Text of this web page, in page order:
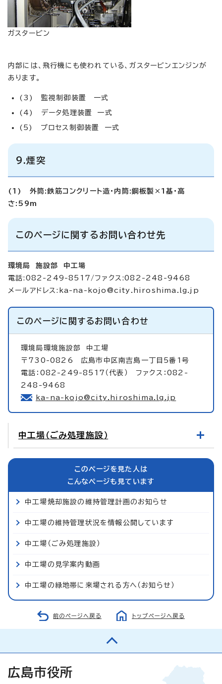
ガスタービン
内部には、飛行機にも使われている、ガスタービンエンジンが
あります。
(3) 監視制御装置 一式
(4) データ処理装置 一式
(5) プロセス制御装置 一式
9.煙突
(1) 外筒:鉄筋コンクリート造・内筒:鋼板製×1基・高
さ:59m
このページに関するお問い合わせ先
環境局 施設部 中工場
電話:082-249-8517/ファクス:082-248-9468
メールアドレス: ka-na-kojo@city.hiroshima.lg.jp
このページに関するお問い合わせ
環境局環境施設部 中工場
〒730-0826 広島市中区南吉島一丁目5番1号
電話：082-249-8517（代表） ファクス：082-
248-9468
ka-na-kojo@city.hiroshima.lg.jp
中工場（ごみ処理施設）
このページを見た人は
こんなページも見ています
中工場焼却施設の維持管理計画のお知らせ
中工場の維持管理状況を情報公開しています
中工場（ごみ処理施設）
中工場の見学案内動画
中工場の緑地帯に来場される方へ（お知らせ）
前のページへ戻る トップページへ戻る
広島市役所